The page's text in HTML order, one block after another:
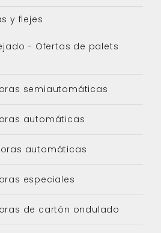
y flejes
- Ofertas de palets
semiautomáticas
automáticas
automáticas
especiales
de cartón ondulado